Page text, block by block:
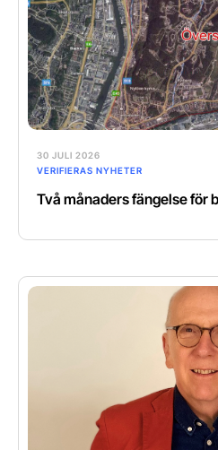
30 JULI 2026
VERIFIERAS NYHETER
Två månaders fängelse för